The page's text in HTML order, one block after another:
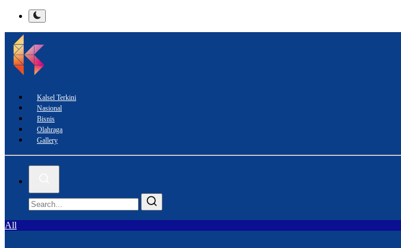
Kalsel Terkini
Nasional
Bisnis
Olahraga
Gallery
All